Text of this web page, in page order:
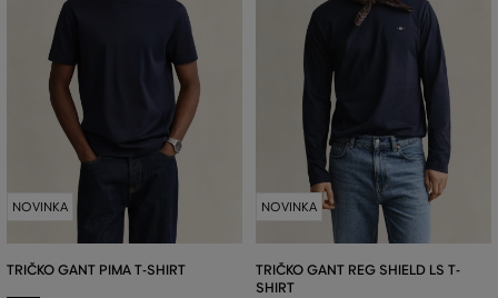
NOVINKA
TRIČKO GANT PIMA T-SHIRT
NOVINKA
TRIČKO GANT REG SHIELD LS T-
SHIRT